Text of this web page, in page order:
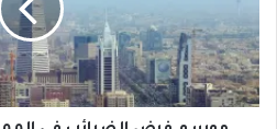
العربية
السعودية